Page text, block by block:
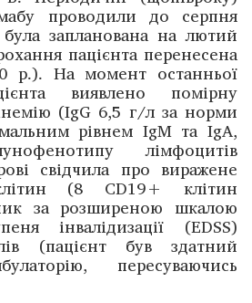
проводили до серпня
­запланована на лютий
пацієнта перенесена
р.). На момент останньої
виявлено помірну
(IgG 6,5 г/л за норми
рівнем IgM та IgA,
лімфоцитів
свідчила про виражене
(8 CD19+ клітин
за розширеною шкалою
інвалідизації (EDSS)
(пацієнт був здатний
пере­суваючись